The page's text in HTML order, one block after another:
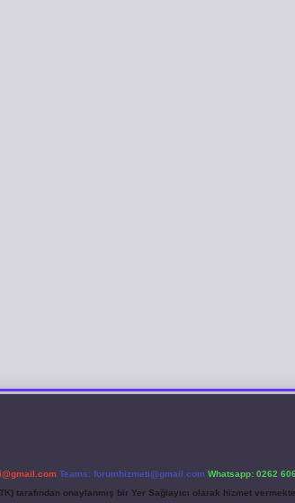
Teams: forumhizmeti@gmail.com Whatsapp: 0262
tarafından onaylanmış bir Yer Sağlayıcı olarak hizmet